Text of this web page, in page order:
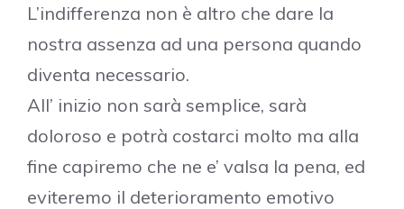
L’indifferenza non è altro che dare la
nostra assenza ad una persona quando
diventa necessario.
All’ inizio non sarà semplice, sarà
doloroso e potrà costarci molto ma alla
fine capiremo che ne e’ valsa la pena, ed
eviteremo il deterioramento emotivo